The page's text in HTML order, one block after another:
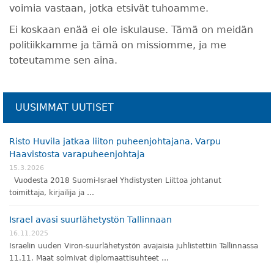
voimia vastaan, jotka etsivät tuhoamme.
Ei koskaan enää ei ole iskulause. Tämä on meidän
politiikkamme ja tämä on missiomme, ja me
toteutamme sen aina.
UUSIMMAT UUTISET
Risto Huvila jatkaa liiton puheenjohtajana, Varpu
Haavistosta varapuheenjohtaja
15.3.2026
Vuodesta 2018 Suomi-Israel Yhdistysten Liittoa johtanut
toimittaja, kirjailija ja …
Israel avasi suurlähetystön Tallinnaan
16.11.2025
Israelin uuden Viron-suurlähetystön avajaisia juhlistettiin Tallinnassa
11.11. Maat solmivat diplomaattisuhteet …